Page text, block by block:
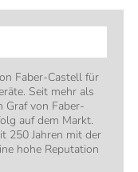
Faber-Castell für
Seit mehr als
Graf von Faber-
auf dem Markt.
250 Jahren mit der
hohe Reputation